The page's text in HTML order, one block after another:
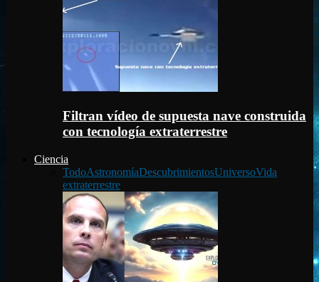
Filtran vídeo de supuesta nave construida
con tecnología extraterrestre
Ciencia
TodoAstronomíaDescubrimientosUniversoVida
extraterrestre